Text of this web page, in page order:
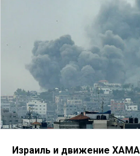
Израиль и движение